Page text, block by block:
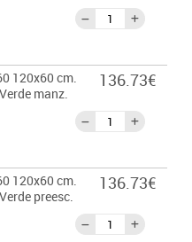
120x60 cm.
manz.
136.73€
120x60 cm.
preesc.
136.73€